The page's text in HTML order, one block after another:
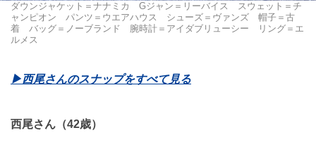
ダウンジャケット＝ナナミカ Gジャン＝リーバイス スウェット＝チ
ャンピオン パンツ＝ウエアハウス シューズ＝ヴァンズ 帽子＝古
着 バッグ＝ノーブランド 腕時計＝アイダブリューシー リング＝エ
ルメス
▶︎西尾さんのスナップをすべて見る
西尾さん（42歳）